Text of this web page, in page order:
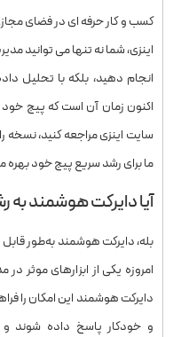
کسب ‌و کار حرفه‌ ای در فضای
اینزی، شما نه‌ تنها می ‌توانید
انجام دهید، بلکه با تحلیل
اکنون زمان آن است که پیج
سایت اینزی مراجعه کنید، نسخه
ما برای رشد سریع‌ پیج خود بهره‌
آیا دایرکت هوشمند
بله، دایرکت هوشمند به‌طور
امروزه یکی از ابزارهای
دایرکت هوشمند این امکان را
و خودکار پاسخ داده شوند